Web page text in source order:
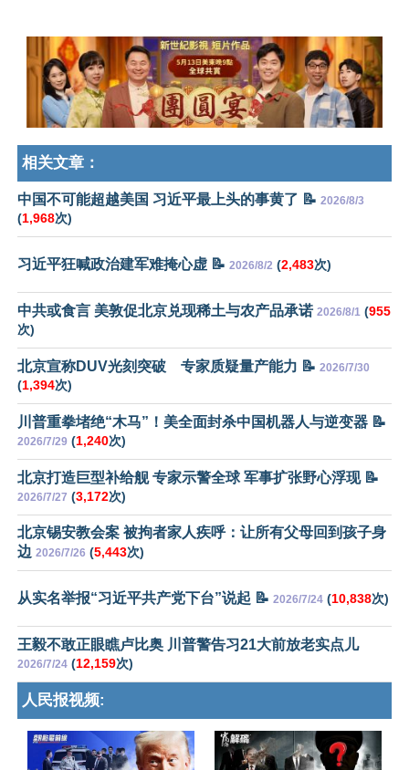
相关文章：
中国不可能超越美国 习近平最上头的事黄了 📝 2026/8/3
(1,968次)
习近平狂喊政治建军难掩心虚 📝 2026/8/2 (2,483次)
中共或食言 美敦促北京兑现稀土与农产品承诺 2026/8/1 (955
次)
北京宣称DUV光刻突破 专家质疑量产能力 📝 2026/7/30
(1,394次)
川普重拳堵绝“木马”！美全面封杀中国机器人与逆变器 📝
2026/7/29 (1,240次)
北京打造巨型补给舰 专家示警全球 军事扩张野心浮现 📝
2026/7/27 (3,172次)
北京锡安教会案 被拘者家人疾呼：让所有父母回到孩子身
边 2026/7/26 (5,443次)
从实名举报“习近平共产党下台”说起 📝 2026/7/24 (10,838次)
王毅不敢正眼瞧卢比奥 川普警告习21大前放老实点儿
2026/7/24 (12,159次)
人民报视频: